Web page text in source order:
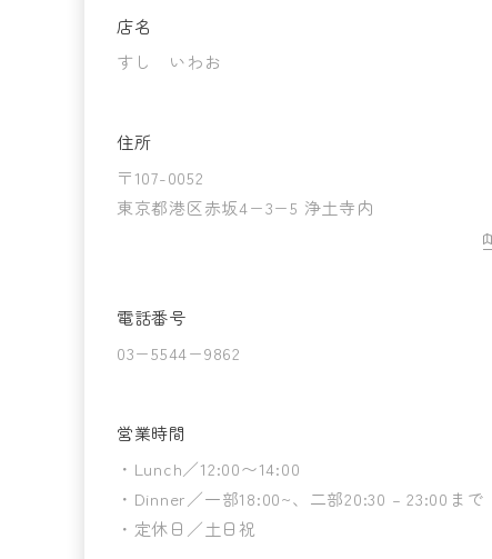
店名
すし いわお
住所
〒107-0052
東京都港区赤坂4−3−5 浄土寺内
電話番号
03−5544−9862
営業時間
・Lunch／12:00〜14:00
・Dinner／一部18:00~、二部20:30 – 23:00まで
・定休日／土日祝